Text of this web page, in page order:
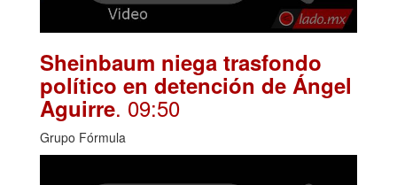
Sheinbaum niega trasfondo
político en detención de Ángel
Aguirre. 09:50
Grupo Fórmula